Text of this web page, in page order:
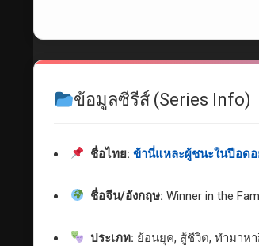
ข้อมูลซีรีส์ (Series Info)
ชื่อไทย: ข้านี่แหละผู้ชนะในปีอดอ
ชื่อจีน/อังกฤษ: Winner in the
ประเภท: ย้อนยุค, สู้ชีวิต, ทำมาห